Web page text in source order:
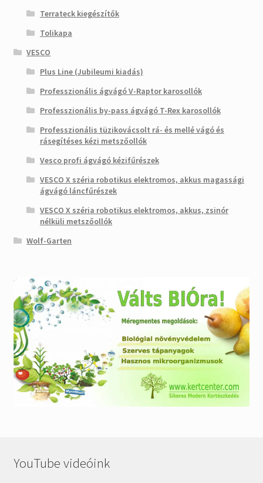
Terrateck kiegészítők
Tolikapa
VESCO
Plus Line (Jubileumi kiadás)
Professzionális ágvágó V-Raptor karosollók
Professzionális by-pass ágvágó T-Rex karosollók
Professzionális tüzikovácsolt rá- és mellé vágó és
rásegítéses kézi metszőollók
Vesco profi ágvágó kézifűrészek
VESCO X széria robotikus elektromos, akkus magassági
ágvágó láncfűrészek
VESCO X széria robotikus elektromos, akkus, zsinór
nélküli metszőollók
Wolf-Garten
YouTube videóink